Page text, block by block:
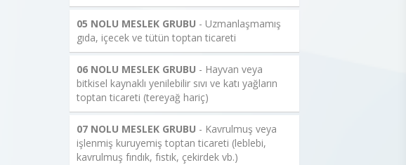
05 NOLU MESLEK GRUBU - Uzmanlaşmamış
gıda, içecek ve tütün toptan ticareti
06 NOLU MESLEK GRUBU - Hayvan veya
bitkisel kaynaklı yenilebilir sıvı ve katı yağların
toptan ticareti (tereyağ hariç)
07 NOLU MESLEK GRUBU - Kavrulmuş veya
işlenmiş kuruyemiş toptan ticareti (leblebi,
kavrulmuş fındık, fıstık, çekirdek vb.)